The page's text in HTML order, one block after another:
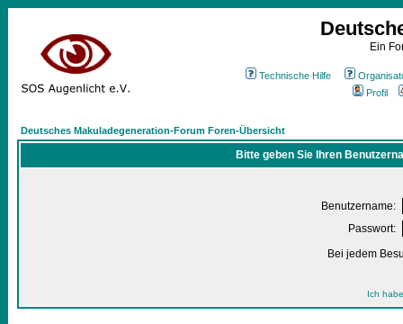
Ein
Technische Hilfe
Profil
Deutsches Makuladegeneration-Forum Foren-Übersicht
Bitte geben Sie Ihren
Benutzername:
Passwort:
Bei jedem
Ich